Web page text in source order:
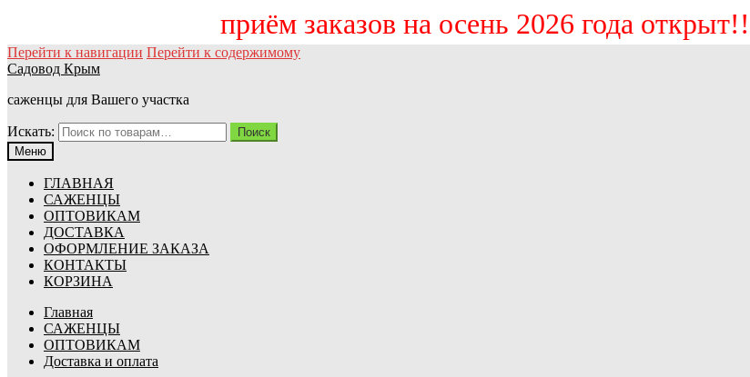
приём заказов на осень 2026 года открыт!!!
Перейти к навигации Перейти к содержимому
Садовод Крым
саженцы для Вашего участка
Искать:
Поиск
Меню
ГЛАВНАЯ
САЖЕНЦЫ
ОПТОВИКАМ
ДОСТАВКА
ОФОРМЛЕНИЕ ЗАКАЗА
КОНТАКТЫ
КОРЗИНА
Главная
САЖЕНЦЫ
ОПТОВИКАМ
Доставка и оплата